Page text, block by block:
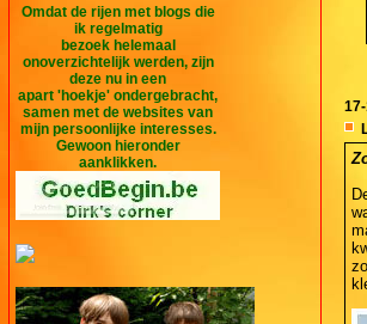
Omdat de rijen met blogs die
ik regelmatig
bezoek helemaal
onoverzichtelijk werden, zijn
deze nu in een
apart 'hoekje' ondergebracht,
samen met de websites van
mijn persoonlijke interesses.
Gewoon hieronder
aanklikken.